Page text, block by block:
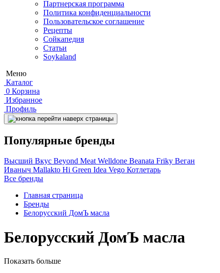
Партнерская программа
Политика конфиденциальности
Пользовательское соглашение
Рецепты
Сойкапедия
Статьи
Soykaland
Меню
Каталог
0 Корзина
Избранное
Профиль
Популярные бренды
Высший Вкус Beyond MeatWelldone Beanata Friky Веган
Иваныч Mallakto Hi Green Idea Vego Котлетарь
Все бренды
Главная страница
Бренды
Белорусский ДомЪ масла
Белорусский ДомЪ масла
Показать больше